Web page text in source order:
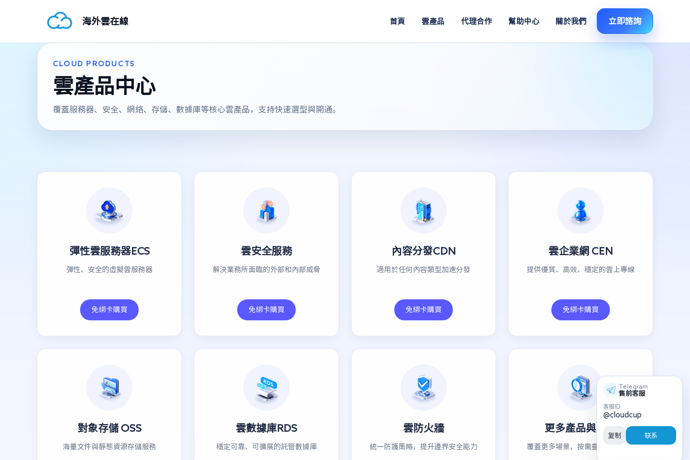
海外雲在線 首頁 雲產品 代理合作 幫助中心 關於我們 立即諮詢
CLOUD PRODUCTS
雲產品中心
覆蓋服務器、安全、網絡、存儲、數據庫等核心雲產品，支持快速選型與開通。
彈性雲服務器ECS
彈性、安全的虛擬雲服務器
免綁卡購買
雲安全服務
解決業務所面臨的外部和內部威脅
免綁卡購買
內容分發CDN
適用於任何內容類型加速分發
免綁卡購買
雲企業網 CEN
提供優質、高效、穩定的雲上專線
免綁卡購買
對象存儲 OSS
海量文件與靜態資源存儲服務
雲數據庫RDS
穩定可靠、可擴展的託管數據庫
雲防火牆
統一防護策略，提升邊界安全能力
更多產品與服務
覆蓋更多場景，按需靈活組合選購
Telegram
售前客服
客服ID
@cloudcup
复制 联系